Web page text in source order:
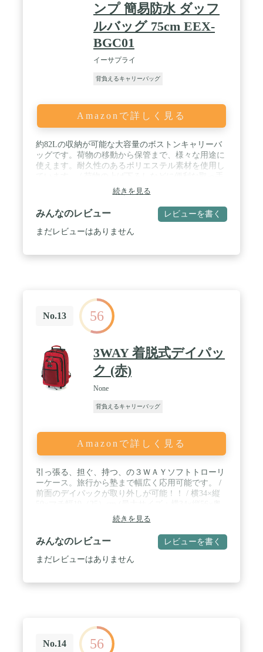
ンプ 簡易防水 ダッフ
ルバッグ 75cm EEX-
BGC01
イーサプライ
背負えるキャリーバッグ
Amazonで詳しく見る
約82Lの収納が可能な大容量のボストンキャリーバ
ッグです。荷物の移動から保管まで、様々な用途に
使えます。耐久性のあるポリエステル素材を使用し
と、取り外しのできるショルダーベルト付きです。
撥水加工済みで、急な雨でも慌てる必要がありませ
ん。背面の鋲や、底面の脚で自立をサポートしま
す。 / 製品サイズ(外寸):W370×D350×H750mm/4.2kg
/ カラー:ブラック 撥水加工:あり 容量:約82L 材質
続きを見る
みんなのレビュー レビューを書く
まだレビューはありません
No.13 56
3WAY 着脱式デイパッ
ク (赤)
None
背負えるキャリーバッグ
Amazonで詳しく見る
引っ張る、担ぐ、持つ、の３ＷＡＹソフトトローリ
ーケース。旅行から塾まで幅広く応用可能です。 /
前面のデイパックが取り外しが可能！！ / 横34×縦
行30cm)最大高さ88cm / 【容 量】 約27L最大約
36L・【重 量】 約1,850g / 【素 材】 ポリ600デニー
ル裏ＰＶＣコーティング・【生産国】 中国(企画：
日本)
続きを見る
みんなのレビュー レビューを書く
まだレビューはありません
No.14 56